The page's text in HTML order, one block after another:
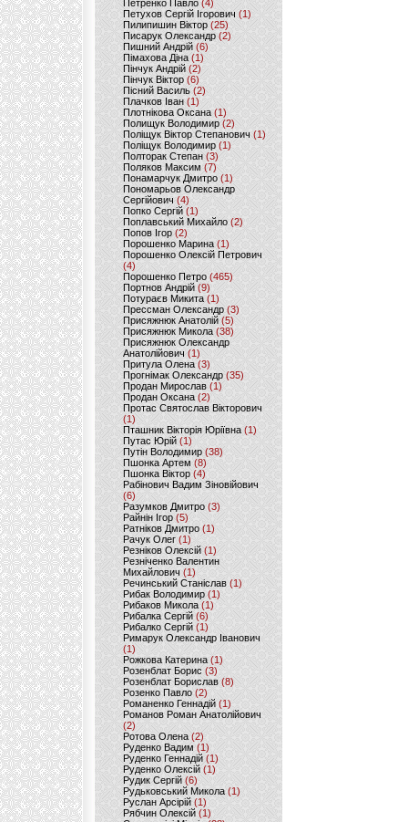
Петренко Павло (4)
Петухов Сергій Ігорович (1)
Пилипишин Віктор(25)
Писарук Олександр(2)
Пишний Андрій (6)
Пімахова Діна(1)
Пінчук Андрій(2)
Пінчук Віктор (6)
Пісний Василь (2)
Плачков Іван(1)
Плотнікова Оксана (1)
Полищук Володимир(2)
Поліщук Віктор Степанович(1)
Поліщук Володимир (1)
Полторак Степан(3)
Поляков Максим (7)
Понамарчук Дмитро (1)
Пономарьов Олександр
Сергійович(4)
Попко Сергій (1)
Поплавський Михайло (2)
Попов Ігор(2)
Порошенко Марина (1)
Порошенко Олексій Петрович
(4)
Порошенко Петро (465)
Портнов Андрій (9)
Потураєв Микита(1)
Прессман Олександр(3)
Присяжнюк Анатолій (5)
Присяжнюк Микола (38)
Присяжнюк Олександр
Анатолійович (1)
Притула Олена (3)
Прогнімак Олександр(35)
Продан Мирослав(1)
Продан Оксана (2)
Протас Святослав Вікторович
(1)
Пташник Вікторія Юріївна (1)
Путас Юрій (1)
Путін Володимир(38)
Пшонка Артем (8)
Пшонка Віктор(4)
Рабінович Вадим Зіновійович
(6)
Разумков Дмитро (3)
Райнін Ігор(5)
Ратніков Дмитро (1)
Рачук Олег (1)
Резніков Олексій(1)
Резніченко Валентин
Михайлович (1)
Речинський Станіслав (1)
Рибак Володимир(1)
Рибаков Микола(1)
Рибалка Сергій (6)
Рибалко Сергій (1)
Римарук Олександр Іванович
(1)
Рожкова Катерина(1)
Розенблат Борис (3)
Розенблат Борислав (8)
Розенко Павло (2)
Романенко Геннадій (1)
Романов Роман Анатолійович
(2)
Ротова Олена(2)
Руденко Вадим (1)
Руденко Геннадій (1)
Руденко Олексій(1)
Рудик Сергій(6)
Рудьковський Микола (1)
Руслан Арсірій(1)
Рябчин Олексій (1)